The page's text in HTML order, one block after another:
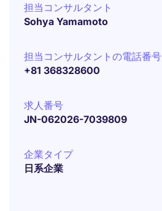
担当コンサルタント
Sohya Yamamoto
担当コンサルタントの電話番号
+81 368328600
求人番号
JN-062026-7039809
企業タイプ
日系企業